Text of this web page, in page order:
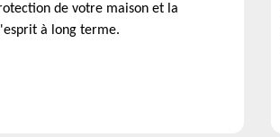
de votre maison et la
à long terme.